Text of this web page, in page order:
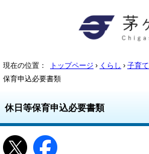
現在の位置： トップページ › くらし › 子育て
保育申込必要書類
休日等保育申込必要書類